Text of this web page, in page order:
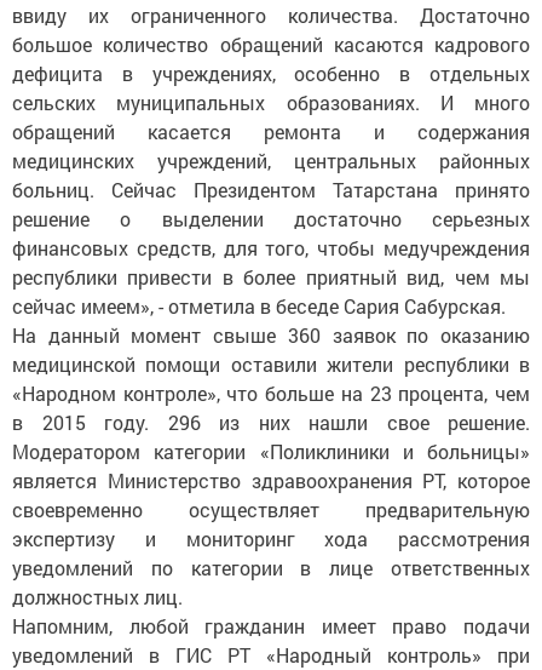
ввиду их ограниченного количества. Достаточно
большое количество обращений касаются кадрового
дефицита в учреждениях, особенно в отдельных
сельских муниципальных образованиях. И много
обращений касается ремонта и содержания
медицинских учреждений, центральных районных
больниц. Сейчас Президентом Татарстана принято
решение о выделении достаточно серьезных
финансовых средств, для того, чтобы медучреждения
республики привести в более приятный вид, чем мы
сейчас имеем», - отметила в беседе Сария Сабурская.
На данный момент свыше 360 заявок по оказанию
медицинской помощи оставили жители республики в
«Народном контроле», что больше на 23 процента, чем
в 2015 году. 296 из них нашли свое решение.
Модератором категории «Поликлиники и больницы»
является Министерство здравоохранения РТ, которое
своевременно осуществляет предварительную
экспертизу и мониторинг хода рассмотрения
уведомлений по категории в лице ответственных
должностных лиц.
Напомним, любой гражданин имеет право подачи
уведомлений в ГИС РТ «Народный контроль» при